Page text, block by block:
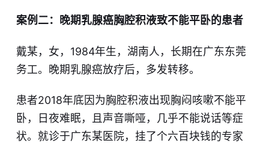
案例二：晚期乳腺癌胸腔积液致不能平卧的患者
戴某，女，1984年生，湖南人，长期在广东东莞
务工。晚期乳腺癌放疗后，多发转移。
患者2018年底因为胸腔积液出现胸闷咳嗽不能平
卧，日夜难眠，且声音嘶哑，几乎不能说话等症
状。就诊于广东某医院，挂了个六百块钱的专家